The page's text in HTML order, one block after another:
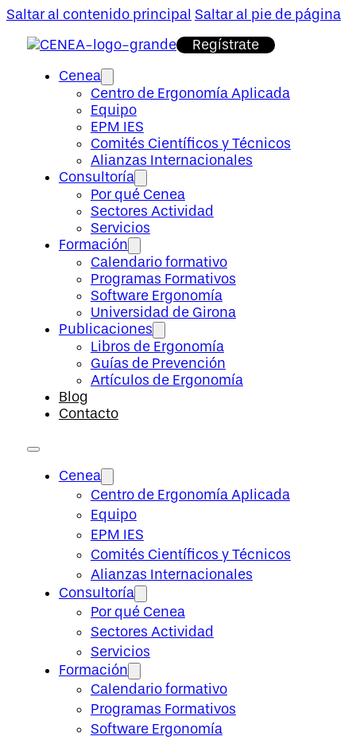
Saltar al contenido principal Saltar al pie de página
Regístrate
Cenea
Centro de Ergonomía Aplicada
Equipo
EPM IES
Comités Científicos y Técnicos
Alianzas Internacionales
Consultoría
Por qué Cenea
Sectores Actividad
Servicios
Formación
Calendario formativo
Programas Formativos
Software Ergonomía
Universidad de Girona
Publicaciones
Libros de Ergonomía
Guías de Prevención
Artículos de Ergonomía
Blog
Contacto
Cenea
Centro de Ergonomía Aplicada
Equipo
EPM IES
Comités Científicos y Técnicos
Alianzas Internacionales
Consultoría
Por qué Cenea
Sectores Actividad
Servicios
Formación
Calendario formativo
Programas Formativos
Software Ergonomía